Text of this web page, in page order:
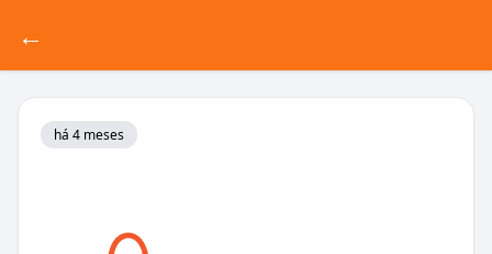
←
há 4 meses